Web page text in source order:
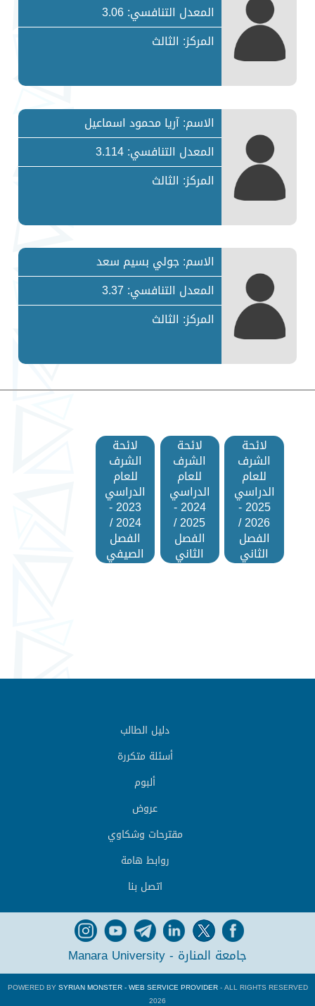
المعدل التنافسي: 3.06
المركز: الثالث
الاسم: آريا محمود اسماعيل
المعدل التنافسي: 3.114
المركز: الثالث
الاسم: جولي بسيم سعد
المعدل التنافسي: 3.37
المركز: الثالث
لائحة
الشرف
للعام
الدراسي
2025 -
2026 /
الفصل
الثاني
لائحة
الشرف
للعام
الدراسي
2024 -
2025 /
الفصل
الثاني
لائحة
الشرف
للعام
الدراسي
2023 -
2024 /
الفصل
الصيفي
دليل الطالب
أسئلة متكررة
ألبوم
عروض
مقترحات وشكاوي
روابط هامة
اتصل بنا
جامعة المنارة - Manara University
POWERED BYSYRIAN MONSTER - WEB SERVICE PROVIDER- ALL RIGHTS RESERVED
2026